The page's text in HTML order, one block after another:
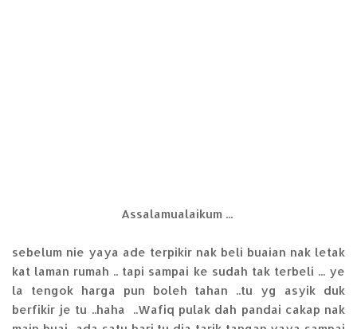
Assalamualaikum ...
sebelum nie yaya ade terpikir nak beli buaian nak letak
kat laman rumah .. tapi sampai ke sudah tak terbeli ... ye
la tengok harga pun boleh tahan ..tu yg asyik duk
berfikir je tu ..haha ..Wafiq pulak dah pandai cakap nak